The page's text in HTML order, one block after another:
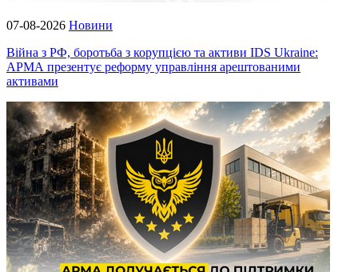
07-08-2026 Новини
Війна з РФ, боротьба з корупцією та активи IDS Ukraine:
АРМА презентує реформу управління арештованими
активами